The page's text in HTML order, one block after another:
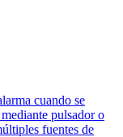
cuando se
pulsador o
fuentes de